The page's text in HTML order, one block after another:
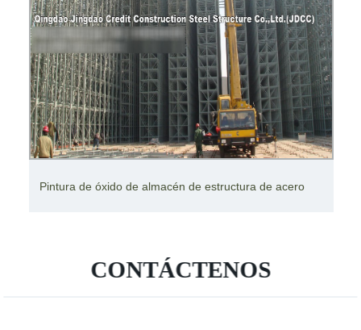
Pintura de óxido de almacén de estructura de acero
CONTÁCTENOS